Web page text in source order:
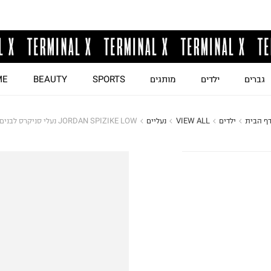
גברים ילדים מותגים SPORTS
BEAUTY
דף הבית ילדים VIEW ALL נעליים JORDAN SPIZIKE LOW נעלי סניקרס לבנים